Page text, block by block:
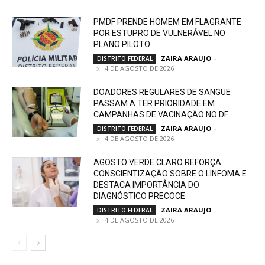
PMDF PRENDE HOMEM EM FLAGRANTE
POR ESTUPRO DE VULNERÁVEL NO
PLANO PILOTO
DISTRITO FEDERAL ZAIRA ARAUJO -
4 DE AGOSTO DE 2026
DOADORES REGULARES DE SANGUE
PASSAM A TER PRIORIDADE EM
CAMPANHAS DE VACINAÇÃO NO DF
DISTRITO FEDERAL ZAIRA ARAUJO -
4 DE AGOSTO DE 2026
AGOSTO VERDE CLARO REFORÇA
CONSCIENTIZAÇÃO SOBRE O LINFOMA E
DESTACA IMPORTÂNCIA DO
DIAGNÓSTICO PRECOCE
DISTRITO FEDERAL ZAIRA ARAUJO -
4 DE AGOSTO DE 2026